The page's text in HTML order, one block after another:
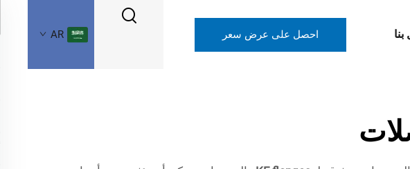
احصل على عرض سعر AR